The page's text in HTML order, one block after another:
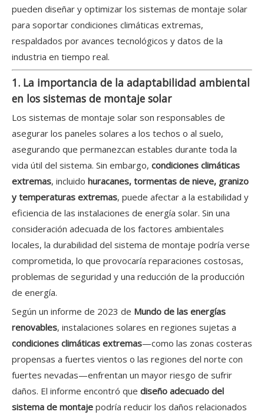
pueden diseñar y optimizar los sistemas de montaje solar
para soportar condiciones climáticas extremas,
respaldados por avances tecnológicos y datos de la
industria en tiempo real.
1. La importancia de la adaptabilidad ambiental
en los sistemas de montaje solar
Los sistemas de montaje solar son responsables de
asegurar los paneles solares a los techos o al suelo,
asegurando que permanezcan estables durante toda la
vida útil del sistema. Sin embargo, condiciones climáticas
extremas, incluido huracanes, tormentas de nieve, granizo
y temperaturas extremas, puede afectar a la estabilidad y
eficiencia de las instalaciones de energía solar. Sin una
consideración adecuada de los factores ambientales
locales, la durabilidad del sistema de montaje podría verse
comprometida, lo que provocaría reparaciones costosas,
problemas de seguridad y una reducción de la producción
de energía.
Según un informe de 2023 de Mundo de las energías
renovables, instalaciones solares en regiones sujetas a
condiciones climáticas extremas—como las zonas costeras
propensas a fuertes vientos o las regiones del norte con
fuertes nevadas—enfrentan un mayor riesgo de sufrir
daños. El informe encontró que diseño adecuado del
sistema de montaje podría reducir los daños relacionados